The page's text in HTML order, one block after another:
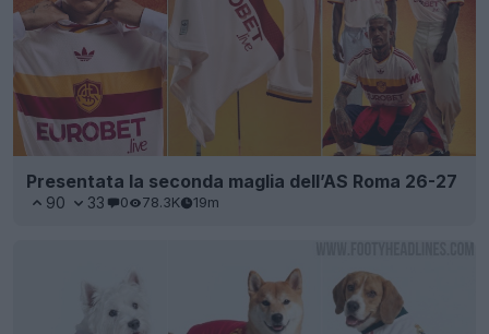
Presentata la seconda maglia dell’AS Roma 26-27
90 33 0 78.3K 19m